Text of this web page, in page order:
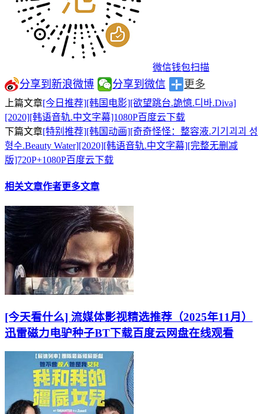
微信钱包扫描
分享到新浪微博 分享到微信 更多
上篇文章[今日推荐][韩国电影][欲望跳台.詭憶.디바.Diva]
[2020][韩语音轨.中文字幕]1080P百度云下载
下篇文章[特别推荐][韩国动画][奇奇怪怪：整容液.기기괴괴 성
형수.Beauty Water][2020][韩语音轨.中文字幕][完整无删减
版]720P+1080P百度云下载
相关文章作者更多文章
[今天看什么] 流媒体影视精选推荐（2025年11月）
迅雷磁力电驴种子BT下载百度云网盘在线观看